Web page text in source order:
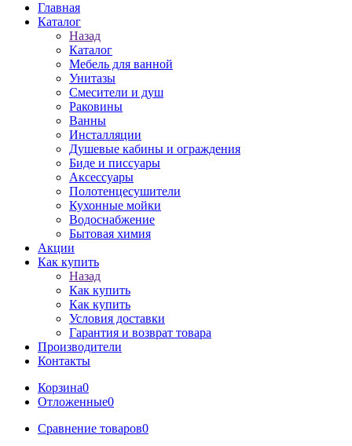
Главная
Каталог
Назад
Каталог
Мебель для ванной
Унитазы
Смесители и душ
Раковины
Ванны
Инсталляции
Душевые кабины и ограждения
Биде и писсуары
Аксессуары
Полотенцесушители
Кухонные мойки
Водоснабжение
Бытовая химия
Акции
Как купить
Назад
Как купить
Как купить
Условия доставки
Гарантия и возврат товара
Производители
Контакты
Корзина0
Отложенные0
Сравнение товаров0